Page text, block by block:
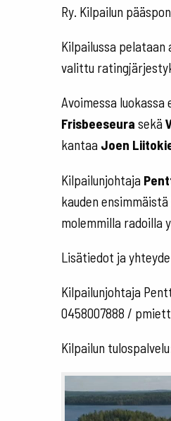
Ry. Kilpailun
Kilpailussa pelataan
valittu
Avoimessa
Frisbeeseura sekä
kantaa Joen
Kilpailunjohtaja
kauden
molemmilla radoilla
Lisätiedot ja
Kilpailunjohtaja
0458007888 /
Kilpailun